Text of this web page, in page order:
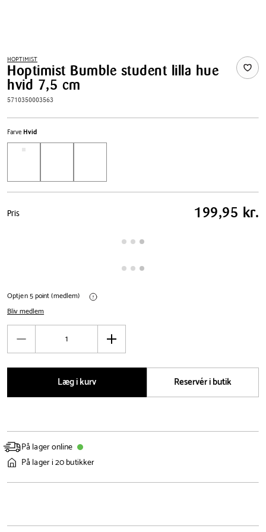
HOPTIMIST
Hoptimist Bumble student lilla hue
hvid 7,5 cm
5710350003563
Farve Hvid
Pris
tabel
Pris 199,95 kr.
Optjen 5 point (medlem)
Bliv medlem
Antal
Øg
Læg i kurv
Reservér i butik
På lager online
På lager i 20 butikker